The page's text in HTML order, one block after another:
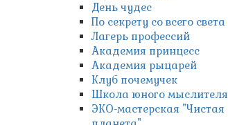
День чудес
По секрету со всего света
Лагерь профессий
Академия принцесс
Академия рыцарей
Клуб почемучек
Школа юного мыслителя
ЭКО-мастерская "Чистая